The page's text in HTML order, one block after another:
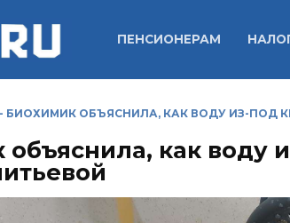
ПЕНСИОНЕРАМ
- БИОХИМИК ОБЪЯСНИЛА, КАК ВОДУ ИЗ-ПОД
как воду